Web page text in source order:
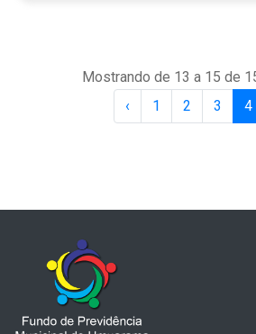
Mostrando de 13 a 15 de
‹
1 2 3 4